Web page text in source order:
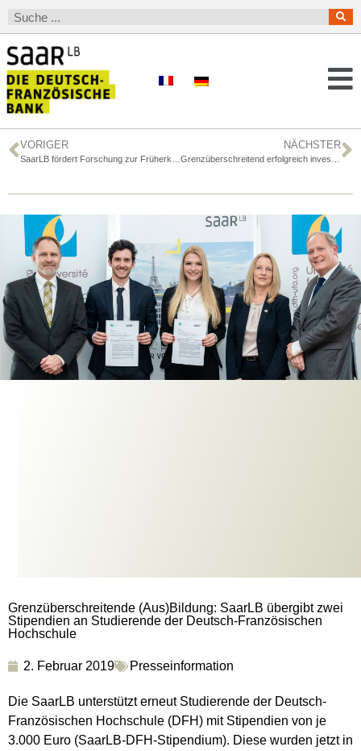
VORIGER NÄCHSTER
Grenzüberschreitende (Aus)Bildung: SaarLB übergibt zwei
Stipendien an Studierende der Deutsch-Französischen
Hochschule
2. Februar 2019 Presseinformation
Die SaarLB unterstützt erneut Studierende der Deutsch-
Französischen Hochschule (DFH) mit Stipendien von je
3.000 Euro (SaarLB-DFH-Stipendium). Diese wurden jetzt in